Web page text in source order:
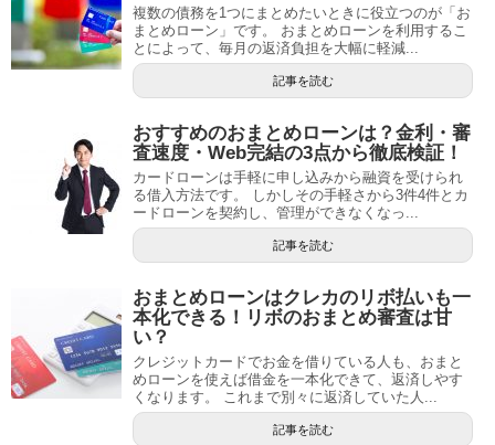
複数の債務を1つにまとめたいときに役立つのが「お
まとめローン」です。 おまとめローンを利用するこ
とによって、毎月の返済負担を大幅に軽減...
記事を読む
おすすめのおまとめローンは？金利・審
査速度・Web完結の3点から徹底検証！
カードローンは手軽に申し込みから融資を受けられ
る借入方法です。 しかしその手軽さから3件4件とカ
ードローンを契約し、管理ができなくなっ...
記事を読む
おまとめローンはクレカのリボ払いも一
本化できる！リボのおまとめ審査は甘
い？
クレジットカードでお金を借りている人も、おまと
めローンを使えば借金を一本化できて、返済しやす
くなります。 これまで別々に返済していた人...
記事を読む